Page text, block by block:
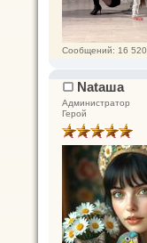
Сообщений: 16 520
Nataшa
Администратор
Герой